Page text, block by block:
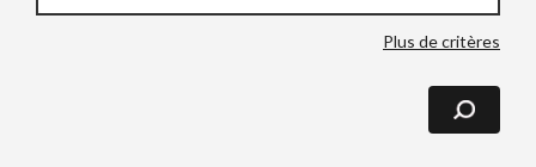
Plus de critères